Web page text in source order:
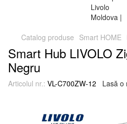
Catalog produse Smart HOME
Smart Hub LIVOLO
Negru
Articolul nr.: VL-C700ZW-12 Lasă o